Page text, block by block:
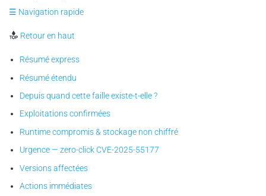
☰ Navigation rapide
Retour en haut
Résumé express
Résumé étendu
Depuis quand cette faille existe-t-elle ?
Exploitations confirmées
Runtime compromis & stockage non chiffré
Urgence — zero-click CVE-2025-55177
Versions affectées
Actions immédiates